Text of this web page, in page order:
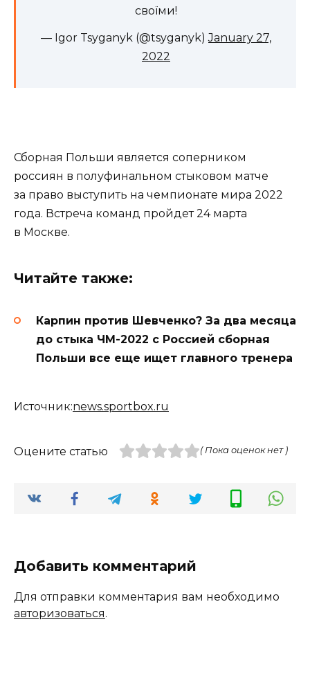
своїми!
— Igor Tsyganyk (@tsyganyk)January 27,
2022
Сборная Польши является соперником
россиян в полуфинальном стыковом матче
за право выступить на чемпионате мира 2022
года. Встреча команд пройдет 24 марта
в Москве.
Читайте также:
Карпин против Шевченко? За два месяца
до стыка ЧМ-2022 с Россией сборная
Польши все еще ищет главного тренера
Источник:news.sportbox.ru
Оцените статью ( Пока оценок нет )
Добавить комментарий
Для отправки комментария вам необходимо
авторизоваться.